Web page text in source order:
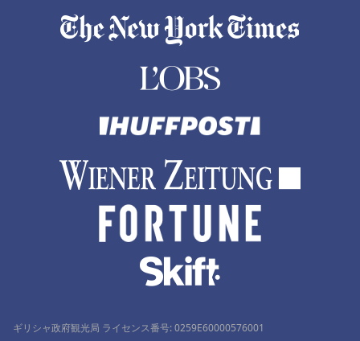
ギリシャ政府観光局 ライセンス番号: 0259Ε60000576001